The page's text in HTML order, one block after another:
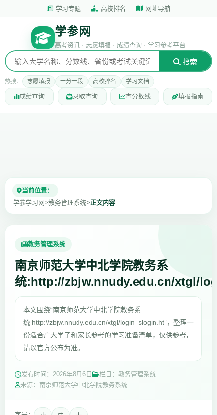
学习专题 高校排名 网址导航
学参网
高考资讯 · 志愿填报 · 成绩查询 · 学习参考平台
搜索
热搜： 志愿填报 一分一段 高校排名 学习文档
成绩查询 录取查询 查分数线 填报指南
当前位置：
学参学习网>教务管理系统>正文内容
教务管理系统
南京师范大学中北学院教务系
统:http://zbjw.nnudy.edu.cn/xtgl/
本文围绕“南京师范大学中北学院教务系
统:http://zbjw.nnudy.edu.cn/xtgl/login_slogin.ht”，整理一
份适合广大学子和家长参考的学习准备清单，仅供参考，
请以官方公布为准。
发布时间： 2026年8月6日
栏目：教务管理系统
来源：南京师范大学中北学院教务系统